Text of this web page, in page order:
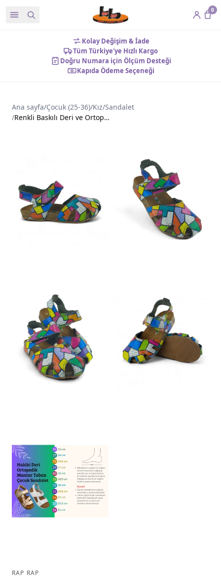
0
Kolay Değişim & İade
Tüm Türkiye'ye Hızlı Kargo
Doğru Numara için Ölçüm Desteği
Kapıda Ödeme Seçeneği
Ana sayfa/Çocuk (25-36)/Kız/Sandalet
/
Renkli Baskılı Deri ve Ortopedik Çocuk Sandalet
RAP RAP